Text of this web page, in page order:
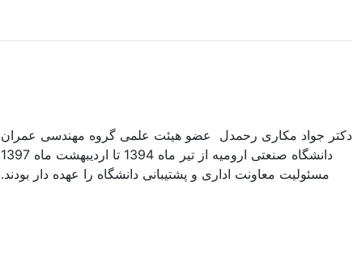
دکتر جواد مکاری رحمدل عضو هیئت علمی گروه مهندسی عمران
دانشگاه صنعتی ارومیه از تیر ماه 1394 تا اردیبهشت ماه 1397
مسئولیت معاونت اداری و پشتیبانی دانشگاه را عهده دار بودند.